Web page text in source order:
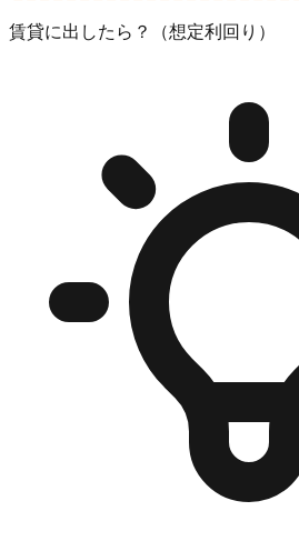
賃貸に出したら？（想定利回り）